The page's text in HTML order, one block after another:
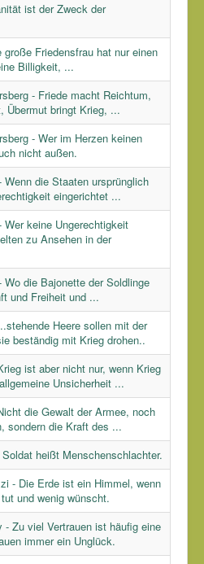
ist der Zweck der
Friedensfrau hat nur einen
Billigkeit, ...
- Friede macht Reichtum,
Übermut bringt Krieg, ...
- Wer im Herzen keinen
nicht außen.
die Staaten ursprünglich
eingerichtet ...
keine Ungerechtigkeit
zu Ansehen in der
die Bajonette der Soldlinge
und Freiheit und ...
Heere sollen mit der
beständig mit Krieg drohen..
ist aber nicht nur, wenn Krieg
Unsicherheit ...
die Gewalt der Armee, noch
sondern die Kraft des ...
heißt Menschenschlachter.
- Die Erde ist ein Himmel, wenn
und wenig wünscht.
- Zu viel Vertrauen ist häufig eine
immer ein Unglück.